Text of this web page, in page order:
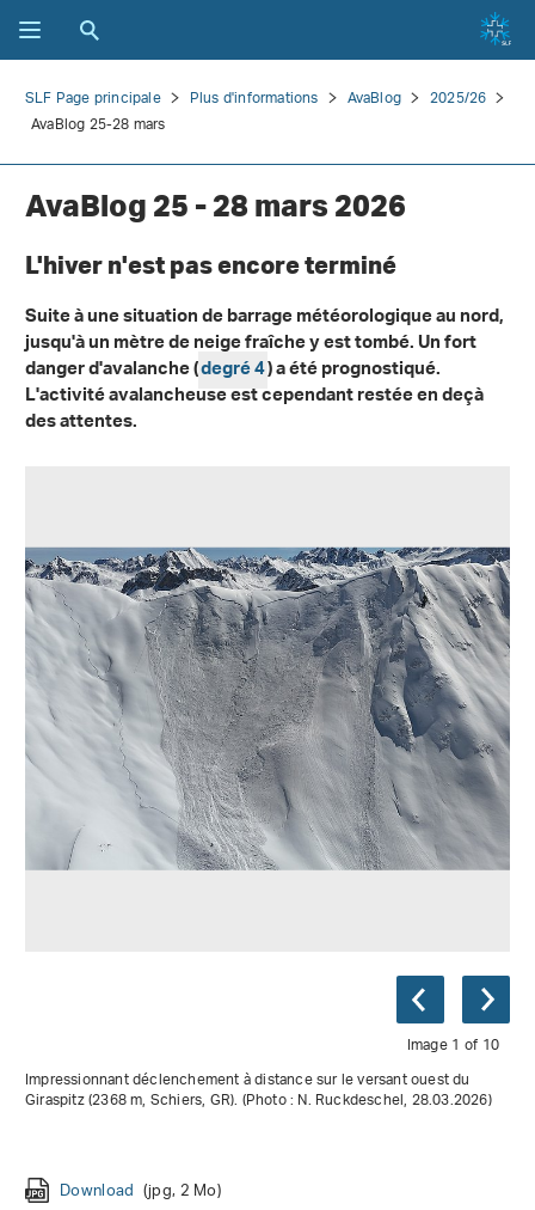
SLF Page principale Plus d'informations AvaBlog
2025/26
AvaBlog 25-28 mars
AvaBlog 25 - 28 mars 2026
L'hiver n'est pas encore terminé
Suite à une situation de barrage météorologique au nord,
jusqu'à un mètre de neige fraîche y est tombé. Un fort
danger d'avalanche (degré 4) a été prognostiqué.
L'activité avalancheuse est cependant restée en deçà
des attentes.
Image 1 of 10
Impressionnant déclenchement à distance sur le versant ouest du
Giraspitz (2368 m, Schiers, GR). (Photo : N. Ruckdeschel, 28.03.2026)
Download (jpg, 2 Mo)
Download (jpeg, 3 Mo)
Download (jpg, 1,008 Ko)